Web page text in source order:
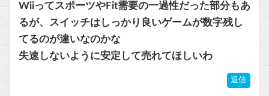
Powered by livedoor 相互RSS
WiiってスポーツやFit需要の一過性だった部分もあ
るが、スイッチはしっかり良いゲームが数字残し
てるのが違いなのかな
失速しないように安定して売れてほしいわ
返信